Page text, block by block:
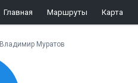
Главная Маршруты Карта
Владимир Муратов